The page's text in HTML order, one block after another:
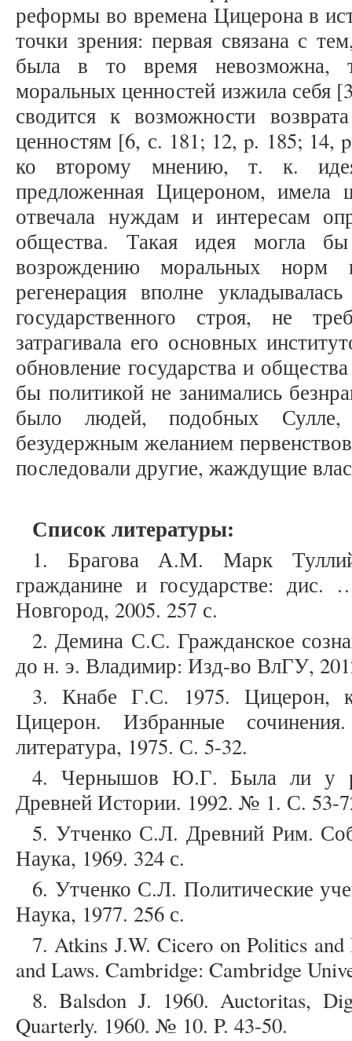
реформы во времена Цицерона в
точки зрения: первая связана с
была в то время невозможна,
моральных ценностей изжила себя
сводится к возможности
ценностям [6, с. 181; 12, p. 185; 14,
ко второму мнению, т. к.
предложенная Цицероном, имела
отвечала нуждам и интересам
общества. Такая идея могла
возрождению моральных
регенерация вполне
государственного строя, не
затрагивала его основных
обновление государства и
бы политикой не занимались
было людей, подобных
безудержным желанием
последовали другие, жаждущие
Список литературы:
1. Брагова А.М. Марк
гражданине и государстве:
Новгород, 2005. 257 с.
2. Демина С.С. Гражданское
до н. э. Владимир: Изд-во ВлГУ,
3. Кнабе Г.С. 1975. Цицерон,
Цицерон. Избранные
литература, 1975. С. 5-32.
4. Чернышов Ю.Г. Была ли у
Древней Истории. 1992. № 1. С. 53-
5. Утченко С.Л. Древний Рим.
Наука, 1969. 324 с.
6. Утченко С.Л. Политические
Наука, 1977. 256 с.
7. Atkins J.W. Cicero on Politics
and Laws. Cambridge: Cambridge
8. Balsdon J. 1960. Auctoritas,
Quarterly. 1960. № 10. P. 43-50.